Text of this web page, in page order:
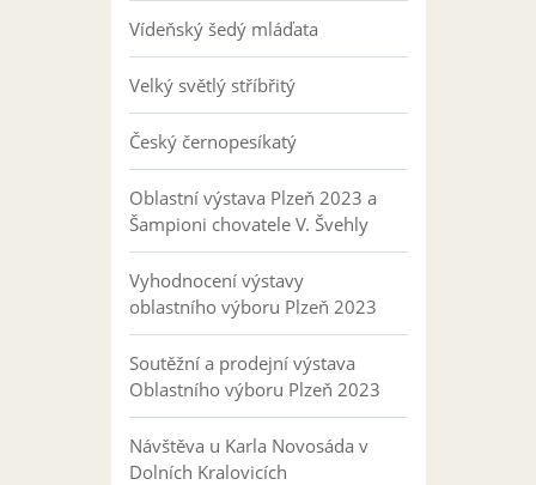
Vídeňský šedý mláďata
Velký světlý stříbřitý
Český černopesíkatý
Oblastní výstava Plzeň 2023 a
Šampioni chovatele V. Švehly
Vyhodnocení výstavy
oblastního výboru Plzeň 2023
Soutěžní a prodejní výstava
Oblastního výboru Plzeň 2023
Návštěva u Karla Novosáda v
Dolních Kralovicích